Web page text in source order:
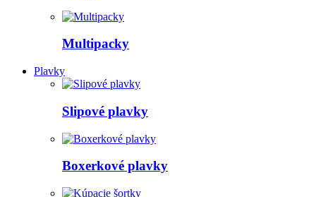
Multipacky
Plavky
Slipové plavky
Boxerkové plavky